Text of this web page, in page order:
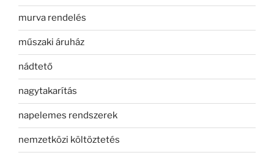
murva rendelés
műszaki áruház
nádtető
nagytakarítás
napelemes rendszerek
nemzetközi költöztetés